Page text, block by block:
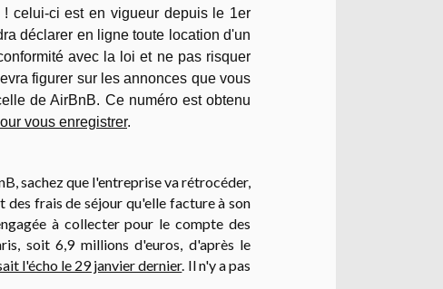
celui-ci est en vigueur depuis le 1er
déclarer en ligne toute location d'un
avec la loi et ne pas risquer
figurer sur les annonces que vous
de AirBnB. Ce numéro est obtenu
vous enregistrer.
sachez que l'entreprise va rétrocéder,
des frais de séjour qu'elle facture à son
à collecter pour le compte des
soit 6,9 millions d'euros, d'après le
l'écho le 29 janvier dernier. Il n'y a pas